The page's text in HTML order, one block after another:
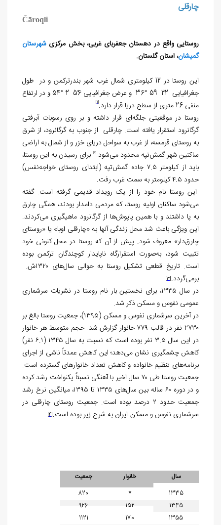
چارقلی
Čāroqli
روستایی واقع در دهستان جعفربای غربی، بخش مرکزی شهرستان
گمیشان، استان گلستان.
این روستا در 12 کیلومتری شمال غرب شهر بندرترکمن و در طول
جغرافیایی 22ً 59َ °36 و عرض جغرافیایی 56ً 2َ °54 و در ارتفاع
منفی 26 متری از سطح دریا قرار دارد.
[1]
روستا در موقعیتی جلگه‌ای قرار داشته و بر روی رسوبات آبرفتی
گرگانرود استقرار یافته است. چارقلی از جنوب به گرگانرود، از شرق
به روستای قرمسه، از غرب به سواحل دریای خزر و از شمال به اراضی
ساکنین شهر گمش‌تپه محدود می‌شود.[2]
برای رسیدن به این روستا،
باید از کیلومتر ۷.۵ جاده گمش‌تپه (ابتدای روستای خواجه‌نفس)
حدود ۴.۵ کیلومتر به سمت غرب رفت.
این روستا نام خود را از یک رویداد قدیمی گرفته است. گفته
می‌شود ساکنان اولیه روستا، که مردمی دامدار بودند، همگی چارق
به پا داشتند و با همین پاپوش‌ها از گرگانرود ماهیگیری می‌کردند.
این ویژگی باعث شد محل زندگی آنها به «چارقلی اوبا» یا «روستای
چارق‌دار» معروف شود. پیش از آن که روستا در محل کنونی خود
تثبیت شود، به‌صورت استقرارگاه ناپایدار کوچندگان ترکمن بوده
است. تاریخ قطعی تشکیل روستا به حوالی سال‌های ۱۳۲۰ش.
برمی‌گردد.[3]
در سال ۱۳۳۵، برای نخستین بار نام روستا در نشریات سرشماری
عمومی نفوس و مسکن ذکر شد.
در آخرین سرشماری نفوس و مسکن (۱۳۹۵)، جمعیت روستا بالغ بر
۲۷۳۰ نفر در قالب ۷۷۹ خانوار گزارش شد. حجم متوسط هر خانوار
در این سال ۳.۵ نفر بوده است که نسبت به سال ۱۳۴۵ (۶.۱ نفر)
کاهش چشمگیری نشان می‌دهد؛ این کاهش عمدتاً ناشی از اجرای
برنامه‌های تنظیم خانواده و کاهش تعداد خانوارهای گسترده است.
جمعیت روستا طی ۷۰ سال اخیر با آهنگی نسبتاً یکنواخت رشد کرده
و در دوره ۶۰ ساله بین سال‌های ۱۳۳۵ تا ۱۳۹۵، میانگین نرخ رشد
جمعیت حدود ۲ درصد بوده است. جمعیت روستای چارقلی در
سرشماری نفوس و مسکن ایران به شرح زیر بوده است.[4]
سال خانوار
جمعیت
1335
*
820
1345
152
926
1355
170
1121